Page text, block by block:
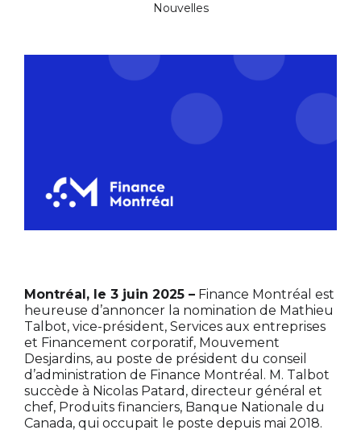
Nouvelles
Montréal, le 3 juin 2025 – Finance Montréal est
heureuse d’annoncer la nomination de Mathieu
Talbot, vice-président, Services aux entreprises
et Financement corporatif, Mouvement
Desjardins, au poste de président du conseil
d’administration de Finance Montréal. M. Talbot
succède à Nicolas Patard, directeur général et
chef, Produits financiers, Banque Nationale du
Canada, qui occupait le poste depuis mai 2018.